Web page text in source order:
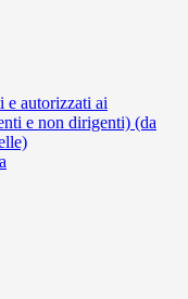
e autorizzati ai
e non dirigenti) (da